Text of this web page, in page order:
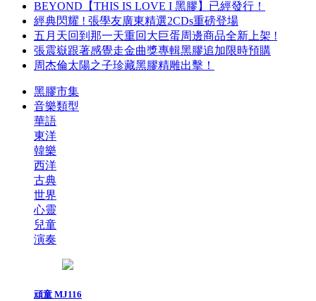
BEYOND【THIS IS LOVE I 黑膠】已經發行！
經典閃耀 ! 張學友廣東精選2CDs重磅登場
五月天回到那一天重回大巨蛋周邊商品全新上架 !
張震嶽跟著感覺走金曲獎專輯黑膠追加限時預購
周杰倫太陽之子珍藏黑膠精雕出擊！
黑膠市集
音樂類型
華語
東洋
韓樂
西洋
古典
世界
心靈
兒童
演奏
頑童 MJ116